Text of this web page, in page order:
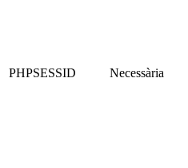
PHPSESSID Necessària